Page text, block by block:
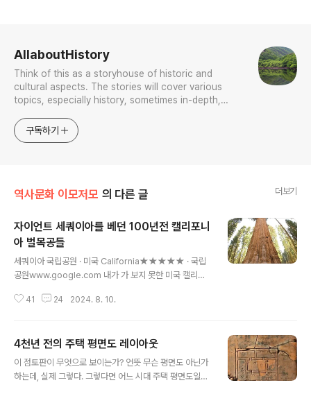
AllaboutHistory
Think of this as a storyhouse of historic and
cultural aspects. The stories will cover various
topics, especially history, sometimes in-depth,
approach will be to resist any common sense or
generalized viewpoint
구독하기
역사문화 이모저모 의 다른 글 더보기
자이언트 세쿼이아를 베던 100년전 캘리포니
아 벌목공들
세쿼이아 국립공원 · 미국 California★★★★★ · 국립
공원www.google.com 내가 가 보지 못한 미국 캘리포
데다. 이 미국 국립공원 역사는 우리가, 특히 문화재 하는
가 아주 요상하게 바꾸어 문제지만, 자연유산을 포함한다.
우리가 말하는 문화재는 heritage다. 이 헤러티지는 cult
ural과 natural을 다 포함한다. 세계유산협약은 그 주도한
41 24 2024. 8. 10.
4천년 전의 주택 평면도 레이아웃
이 점토판이 무엇으로 보이는가? 언뜻 무슨 평면도 아닌가
하는데, 실제 그렇다. 그렇다면 어느 시대 주택 평면도일